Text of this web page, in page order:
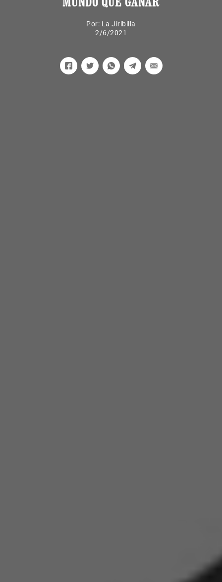
Por: La Jiribilla
2/6/2021